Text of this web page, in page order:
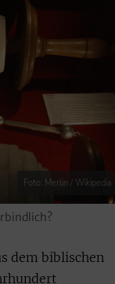
Foto: Merlin / Wikipedia
dem biblischen